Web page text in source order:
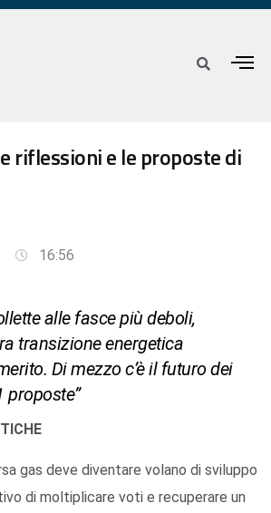
riflessioni e le proposte di
16:56
alle fasce più deboli,
transizione energetica
Di mezzo c’è il futuro dei
proposte”
gas deve diventare volano di sviluppo
di moltiplicare voti e recuperare un